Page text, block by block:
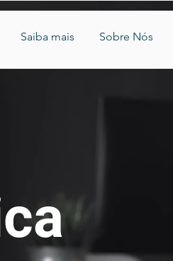
Saiba mais Sobre Nós